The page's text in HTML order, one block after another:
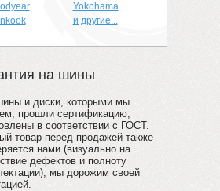
Yokohama
и другие...
на шины
и диски, которыми мы
прошли сертификацию,
в соответствии с ГОСТ.
товар перед продажей также
нами (визуально на
дефектов и полноту
мы дорожим своей